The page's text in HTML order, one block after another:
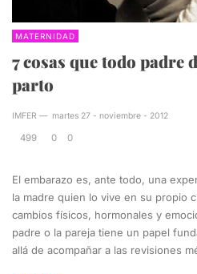
MATERNIDAD
7 cosas que todo padre
parto
IMFER — martes 27 - noviembre - 2012
499 0 0
El embarazo es, ante todo, una
la madre quien lo vive en su propio
cambios físicos, hormonales y
padre o la pareja tiene un papel
allá de acompañar a las revisiones